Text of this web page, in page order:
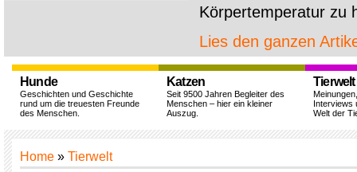
Körpertemperatur zu
Lies den ganzen
Hunde
Geschichten und Geschichte
rund um die treuesten Freunde
des Menschen.
Katzen
Seit 9500 Jahren Begleiter des
Menschen – hier ein kleiner
Auszug.
Tierwelt
Interviews
Welt der
Home » Tierwelt